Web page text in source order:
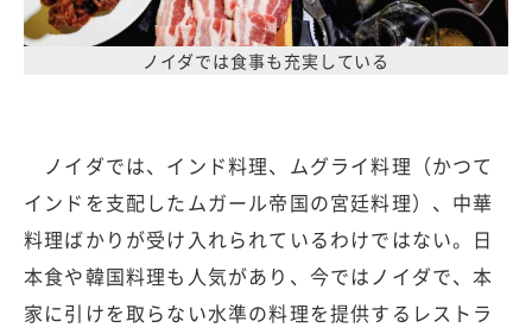
ノイダでは食事も充実している
ノイダでは、インド料理、ムグライ料理（かつて
インドを支配したムガール帝国の宮廷料理）、中華
料理ばかりが受け入れられているわけではない。日
本食や韓国料理も人気があり、今ではノイダで、本
家に引けを取らない水準の料理を提供するレストラ